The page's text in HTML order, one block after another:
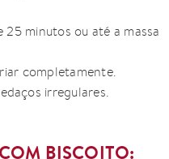
minutos ou até a massa
completamente.
irregulares.
BISCOITO: